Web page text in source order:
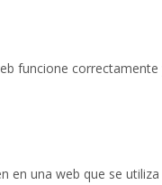
funcione correctamente
en una web que se utiliza